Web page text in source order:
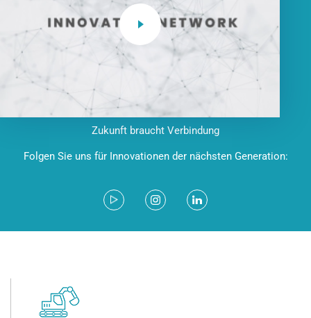
Zukunft braucht Verbindung
Folgen Sie uns für Innovationen der nächsten Generation: